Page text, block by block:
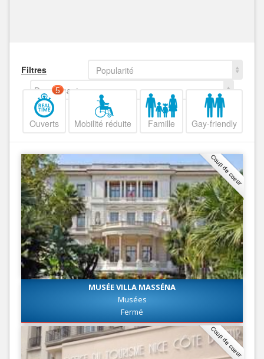
Filtres
Popularité
Decroissant
Ouverts
5
Mobilité réduite Famille Gay-friendly
Coup de coeur
MUSÉE VILLA MASSÉNA
Musées
Fermé
Coup de coeur